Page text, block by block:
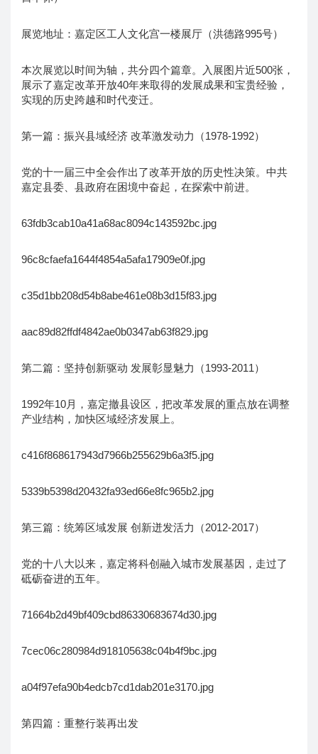
展览地址：嘉定区工人文化宫一楼展厅（洪德路995号）
本次展览以时间为轴，共分四个篇章。入展图片近500张，
展示了嘉定改革开放40年来取得的发展成果和宝贵经验，
实现的历史跨越和时代变迁。
第一篇：振兴县域经济 改革激发动力（1978-1992）
党的十一届三中全会作出了改革开放的历史性决策。中共
嘉定县委、县政府在困境中奋起，在探索中前进。
63fdb3cab10a41a68ac8094c143592bc.jpg
96c8cfaefa1644f4854a5afa17909e0f.jpg
c35d1bb208d54b8abe461e08b3d15f83.jpg
aac89d82ffdf4842ae0b0347ab63f829.jpg
第二篇：坚持创新驱动 发展彰显魅力（1993-2011）
1992年10月，嘉定撤县设区，把改革发展的重点放在调整
产业结构，加快区域经济发展上。
c416f868617943d7966b255629b6a3f5.jpg
5339b5398d20432fa93ed66e8fc965b2.jpg
第三篇：统筹区域发展 创新迸发活力（2012-2017）
党的十八大以来，嘉定将科创融入城市发展基因，走过了
砥砺奋进的五年。
71664b2d49bf409cbd86330683674d30.jpg
7cec06c280984d918105638c04b4f9bc.jpg
a04f97efa90b4edcb7cd1dab201e3170.jpg
第四篇：重整行装再出发